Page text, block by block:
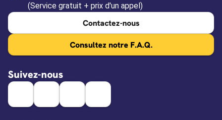
(Service gratuit + prix d'un appel)
Contactez-nous
Consultez notre F.A.Q.
Suivez-nous